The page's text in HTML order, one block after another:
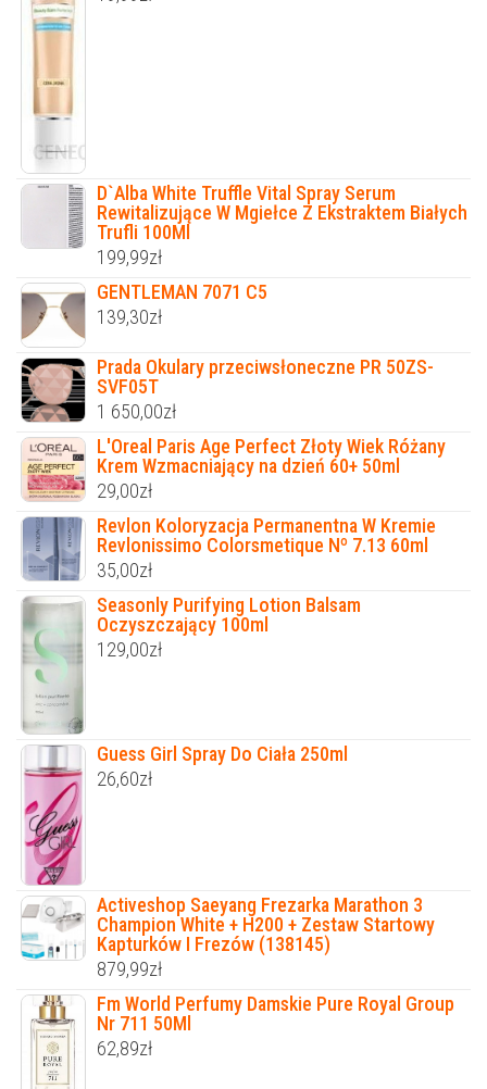
D`Alba White Truffle Vital Spray Serum
Rewitalizujące W Mgiełce Z Ekstraktem Białych
Trufli 100Ml
199,99zł
GENTLEMAN 7071 C5
139,30zł
Prada Okulary przeciwsłoneczne PR 50ZS-
SVF05T
1 650,00zł
L'Oreal Paris Age Perfect Złoty Wiek Różany
Krem Wzmacniający na dzień 60+ 50ml
29,00zł
Revlon Koloryzacja Permanentna W Kremie
Revlonissimo Colorsmetique Nº 7.13 60ml
35,00zł
Seasonly Purifying Lotion Balsam
Oczyszczający 100ml
129,00zł
Guess Girl Spray Do Ciała 250ml
26,60zł
Activeshop Saeyang Frezarka Marathon 3
Champion White + H200 + Zestaw Startowy
Kapturków I Frezów (138145)
879,99zł
Fm World Perfumy Damskie Pure Royal Group
Nr 711 50Ml
62,89zł